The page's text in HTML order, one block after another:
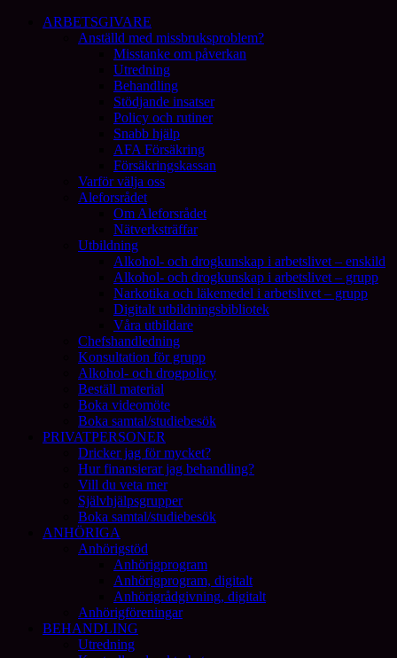
ARBETSGIVARE
Anställd med missbruksproblem?
Misstanke om påverkan
Utredning
Behandling
Stödjande insatser
Policy och rutiner
Snabb hjälp
AFA Försäkring
Försäkringskassan
Varför välja oss
Aleforsrådet
Om Aleforsrådet
Nätverksträffar
Utbildning
Alkohol- och drogkunskap i arbetslivet – enskild
Alkohol- och drogkunskap i arbetslivet – grupp
Narkotika och läkemedel i arbetslivet – grupp
Digitalt utbildningsbibliotek
Våra utbildare
Chefshandledning
Konsultation för grupp
Alkohol- och drogpolicy
Beställ material
Boka videomöte
Boka samtal/studiebesök
PRIVATPERSONER
Dricker jag för mycket?
Hur finansierar jag behandling?
Vill du veta mer
Självhjälpsgrupper
Boka samtal/studiebesök
ANHÖRIGA
Anhörigstöd
Anhörigprogram
Anhörigprogram, digitalt
Anhörigrådgivning, digitalt
Anhörigföreningar
BEHANDLING
Utredning